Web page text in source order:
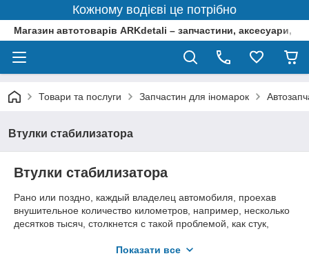
Кожному водієві це потрібно
Магазин автотоварів ARKdetali – запчастини, аксесуари,
Товари та послуги Запчастин для іномарок
Втулки стабилизатора
Втулки стабилизатора
Рано или поздно, каждый владелец автомобиля, проехав
внушительное количество километров, например, несколько
десятков тысяч, столкнется с такой проблемой, как стук,
из строя резиновые детали подвески, они первые
Показати все